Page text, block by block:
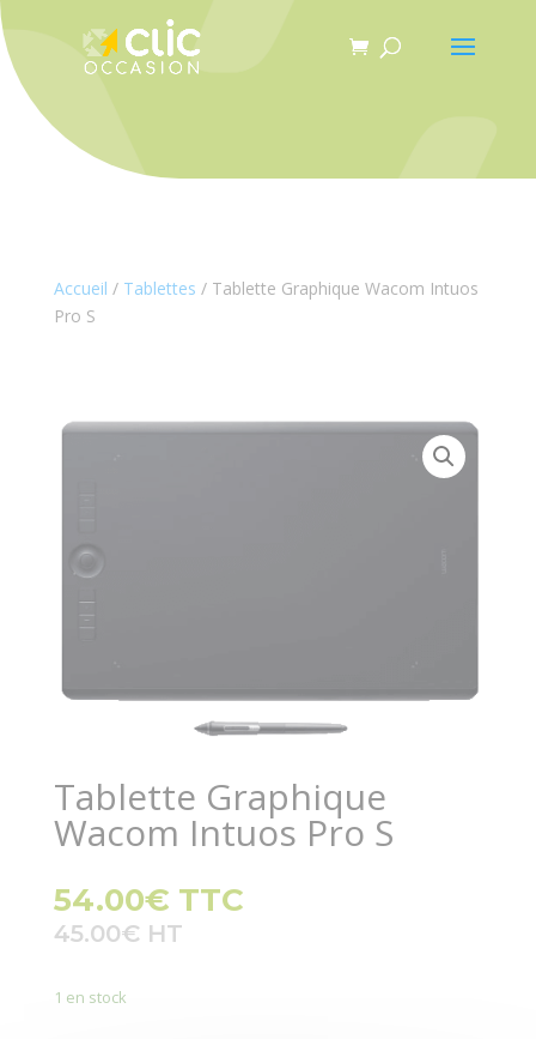
Accueil / Tablettes / Tablette Graphique Wacom Intuos
Pro S
Tablette Graphique
Wacom Intuos Pro S
54.00€ TTC
45.00€
1 en stock
Panneau de gestion des cookies